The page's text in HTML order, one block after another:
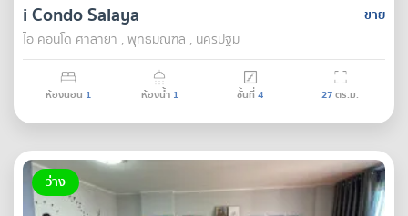
ขาย
i Condo Salaya
ไอ คอนโด ศาลายา , พุทธมณฑล , นครปฐม
ห้องนอน 1 ห้องน้ำ 1 ชั้นที่4 27ตร.ม.
ว่าง